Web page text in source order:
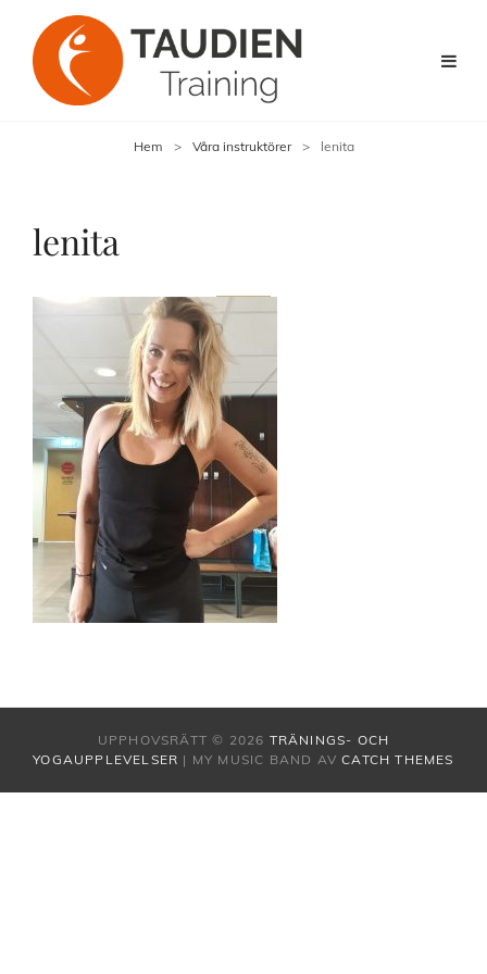
Hem > Våra instruktörer > lenita
lenita
UPPHOVSRÄTT © 2026 TRÄNINGS- OCH
YOGAUPPLEVELSER | MY MUSIC BAND AVCATCH THEMES